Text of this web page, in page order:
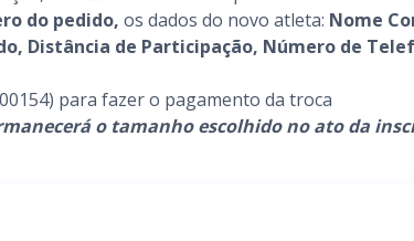
do pedido,os dados do novo atleta: Nome
Distância de Participação, Número de
para fazer o pagamento da troca
o tamanho escolhido no ato da